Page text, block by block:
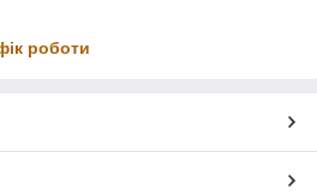
роботи